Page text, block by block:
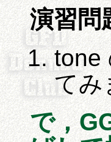
演習問
tone
てみ
で，